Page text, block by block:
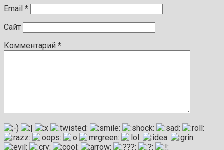
Email *
Сайт
Комментарий *